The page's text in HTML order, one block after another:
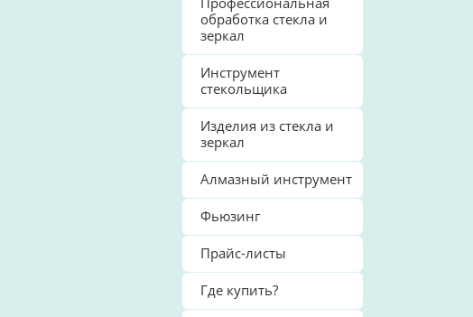
обработка стекла и
зеркал
Инструмент
стекольщика
Изделия из стекла и
зеркал
Алмазный инструмент
Фьюзинг
Прайс-листы
Где купить?